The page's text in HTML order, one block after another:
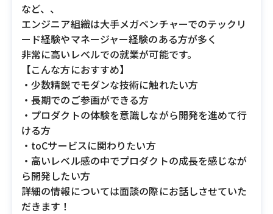
など、、
エンジニア組織は大手メガベンチャーでのテックリ
ード経験やマネージャー経験のある方が多く
非常に高いレベルでの就業が可能です。
【こんな方におすすめ】
・少数精鋭でモダンな技術に触れたい方
・長期でのご参画ができる方
・プロダクトの体験を意識しながら開発を進めて行
ける方
・toCサービスに関わりたい方
・高いレベル感の中でプロダクトの成長を感じなが
ら開発したい方
詳細の情報については面談の際にお話しさせていた
だきます！